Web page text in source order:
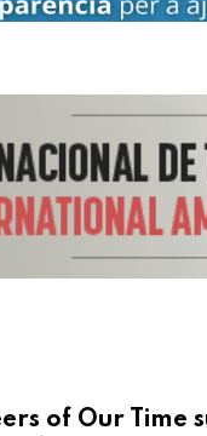
of Our Time